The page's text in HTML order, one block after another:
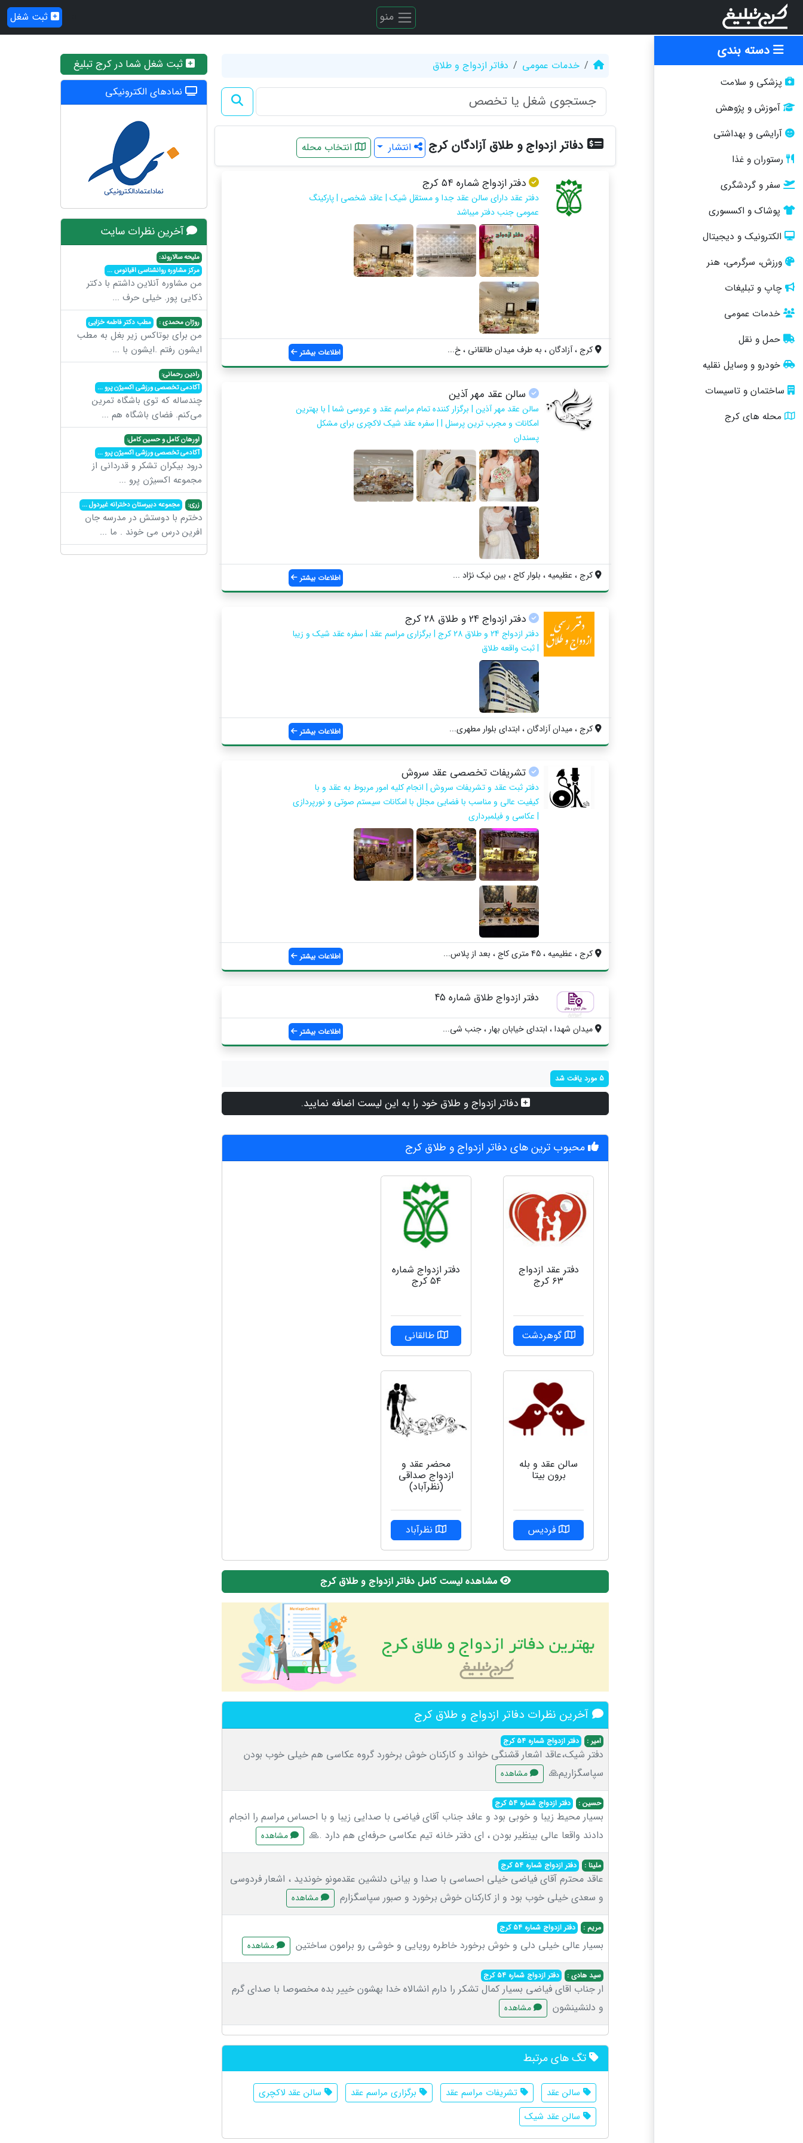
منو ثبت شغل
دسته بندی
پزشکی و سلامت
آموزش و پژوهش
آرایشی و بهداشتی
رستوران و غذا
سفر و گردشگری
پوشاک و اکسسوری
الکترونیک و دیجیتال
ورزش، سرگرمی، هنر
چاپ و تبلیغات
خدمات عمومی
حمل و نقل
خودرو و وسایل نقلیه
ساختمان و تاسیسات
محله های کرج
خدمات عمومی دفاتر ازدواج و طلاق
دفاتر ازدواج و طلاق آزادگان کرج انتشار انتخاب محله
دفتر ازدواج شماره ۵۴ کرج
دفتر عقد دارای سالن عقد جدا و مستقل شیک | عاقد شخصی | پارکینگ
عمومی جنب دفتر میباشد
کرج ، آزادگان ، به طرف میدان طالقانی ، خ... اطلاعات بیشتر
سالن عقد مهر آذین
سالن عقد مهر آذین | برگزار کننده تمام مراسم عقد و عروسی شما | با بهترین
امکانات و مجرب ترین پرسنل | | سفره عقد شیک لاکچری برای مشکل
پسندان
کرج ، عظیمیه ، بلوار کاج ، بین نیک نژاد ... اطلاعات بیشتر
دفتر ازدواج 24 و طلاق 28 کرج
دفتر ازدواج 24 و طلاق 28 کرج | برگزاری مراسم عقد | سفره عقد شیک و زیبا
| ثبت واقعه طلاق
کرج ، میدان آزادگان ، ابتدای بلوار مطهری... اطلاعات بیشتر
تشریفات تخصصی عقد سروش
دفتر ثبت عقد و تشریفات سروش | انجام کلیه امور مربوط به عقد و با
کیفیت عالی و مناسب با فضایی مجلل با امکانات سیستم صوتی و نورپردازی
| عکاسی و فیلمبرداری
کرج ، عظیمیه ، 45 متری کاج ، بعد از پلاس... اطلاعات بیشتر
دفتر ازدواج طلاق شماره 45
ميدان شهدا ، ابتداي خيابان بهار ، جنب شي... اطلاعات بیشتر
5 مورد یافت شد
دفاتر ازدواج و طلاق خود را به این لیست اضافه نمایید.
محبوب ترین های دفاتر ازدواج و طلاق کرج
دفتر عقد ازدواج
۶۳ کرج
گوهردشت
دفتر ازدواج شماره
۵۴ کرج
طالقانی
سالن عقد و بله
برون بیتا
فردیس
محضر عقد و
ازدواج صداقی
(نظرآباد)
نظرآباد
مشاهده لیست کامل دفاتر ازدواج و طلاق کرج
آخرین نظرات دفاتر ازدواج و طلاق کرج
امیر : دفتر ازدواج شماره ۵۴ کرج
دفتر شیک،عاقد اشعار قشنگی خواند و کارکنان خوش برخورد گروه عکاسی هم خیلی خوب بودن
سپاسگزاریم🙏
مشاهده
حسین : دفتر ازدواج شماره ۵۴ کرج
بسیار محیط زیبا و خوبی بود و عافد جناب آقای فیاضی با صدایی زیبا و با احساس مراسم را انجام
دادند واقعا عالی بینظیر بودن ، ای دفتر خانه تیم عکاسی حرفه‌ای هم دارد .🙏
مشاهده
ملینا : دفتر ازدواج شماره ۵۴ کرج
عاقد محترم آقای فیاضی خیلی احساسی با صدا و بیانی دلنشین عقدمونو خوندید ، اشعار فردوسی
و سعدی خيلی خوب بود و از کارکنان خوش برخورد و صبور سپاسگزارم
مشاهده
مریم : دفتر ازدواج شماره ۵۴ کرج
بسیار عالی خیلی دلی و خوش برخورد خاطره رویایی و خوشی رو برامون ساختین مشاهده
سید هادی : دفتر ازدواج شماره ۵۴ کرج
ار جناب اقای فیاضی بسیار کمال تشکر را دارم انشالاه خدا بهشون خییر بده مخصوصا با صدای گرم
و دلنشینشون
مشاهده
تگ های مرتبط
سالن عقد تشریفات مراسم عقد برگزاری مراسم عقد
سالن عقد لاکچری
سالن عقد شیک
ثبت شغل شما در کرج تبلیغ
نمادهای الکترونیکی
آخرین نظرات سایت
ملیحه سالاروند:
مرکز مشاوره روانشناسی اقیانوس...
من مشاوره آنلاین داشتم با دکتر
ذکایی پور. خیلی حرف ...
روژان محمدی : مطب دکتر فاطمه خزایی
من برای بوتاکس زیر بغل به مطب
ایشون رفتم .ایشون با ...
رادین رحمانی:
آکادمی تخصصی ورزشی اکسیژن پرو...
چندساله که توی باشگاه تمرین
می‌کنم. فضای باشگاه هم ...
اورهان کامل و حسین کامل:
آکادمی تخصصی ورزشی اکسیژن پرو...
درود بیکران تشکر و قدردانی از
مجموعه اکسیژن پرو ...
زری: مجموعه دبیرستان دخترانه غیردول...
دخترم با دوستش در مدرسه جان
افرین درس می خوند . ما ...